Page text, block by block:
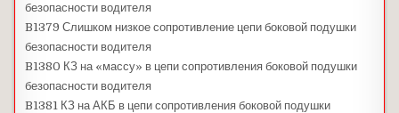
безопасности водителя
B1379 Слишком низкое сопротивление цепи боковой подушки
безопасности водителя
B1380 КЗ на «массу» в цепи сопротивления боковой подушки
безопасности водителя
B1381 КЗ на АКБ в цепи сопротивления боковой подушки